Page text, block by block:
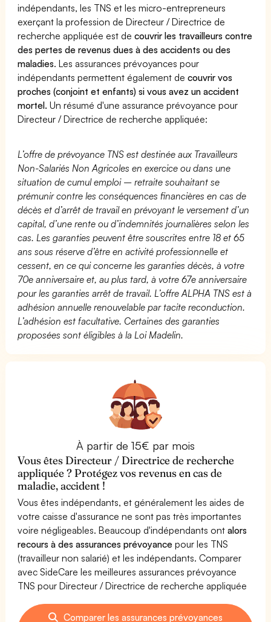
indépendants, les TNS et les micro-entrepreneurs
exerçant la profession de Directeur / Directrice de
recherche appliquée est decouvrir les travailleurs contre
des pertes de revenus dues à des accidents ou des
maladies. Les assurances prévoyances pour
indépendants permettent également decouvrir vos
proches (conjoint et enfants) si vous avez un accident
mortel. Un résumé d'une assurance prévoyance pour
Directeur / Directrice de recherche appliquée:
L’offre de prévoyance TNS est destinée aux Travailleurs
Non-Salariés Non Agricoles en exercice ou dans une
situation de cumul emploi – retraite souhaitant se
prémunir contre les conséquences financières en cas de
décès et d’arrêt de travail en prévoyant le versement d’un
capital, d’une rente ou d’indemnités journalières selon les
cas. Les garanties peuvent être souscrites entre 18 et 65
ans sous réserve d’être en activité professionnelle et
cessent, en ce qui concerne les garanties décès, à votre
70e anniversaire et, au plus tard, à votre 67e anniversaire
pour les garanties arrêt de travail. L’offre ALPHA TNS est à
adhésion annuelle renouvelable par tacite reconduction.
L’adhésion est facultative. Certaines des garanties
proposées sont éligibles à la Loi Madelin.
À partir de 15€ par mois
Vous êtes Directeur / Directrice de recherche
appliquée ? Protégez vos revenus en cas de
maladie, accident !
Vous êtes indépendants, et généralement les aides de
votre caisse d'assurance ne sont pas très importantes
voire négligeables. Beaucoup d'indépendants ontalors
recours à des assurances prévoyance pour les TNS
(travailleur non salarié) et les indépendants. Comparer
avec SideCare les meilleures assurances prévoyance
TNS pour Directeur / Directrice de recherche appliquée
Comparer les assurances prévoyances